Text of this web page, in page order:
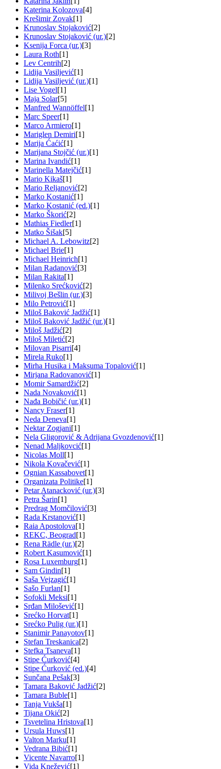
Katerina Kolozova[4]
Krešimir Zovak[1]
Krunoslav Stojaković[2]
Krunoslav Stojaković (ur.)[2]
Ksenija Forca (ur.)[3]
Laura Roth[1]
Lev Centrih[2]
Lidija Vasiljević[1]
Lidija Vasiljević (ur.)[1]
Lise Vogel[1]
Maja Solar[5]
Manfred Wannöffel[1]
Marc Speer[1]
Marco Armiero[1]
Mariglen Demiri[1]
Marija Ćaćić[1]
Marijana Stojčić (ur.)[1]
Marina Ivandić[1]
Marinella Matejčić[1]
Mario Kikaš[1]
Mario Reljanović[2]
Marko Kostanić[1]
Marko Kostanić (ed.)[1]
Marko Škorić[2]
Mathias Fiedler[1]
Matko Šišak[5]
Michael A. Lebowitz[2]
Michael Brie[1]
Michael Heinrich[1]
Milan Radanović[3]
Milan Rakita[1]
Milenko Srećković[2]
Milivoj Bešlin (ur.)[3]
Milo Petrović[1]
Miloš Baković Jadžić[1]
Miloš Baković Jadžić (ur.)[1]
Miloš Jadžić[2]
Miloš Miletić[2]
Milovan Pisarri[4]
Mirela Ruko[1]
Mirha Husika i Maksuma Topalović[1]
Mirjana Radovanović[1]
Momir Samardžić[2]
Nada Novaković[1]
Nađa Bobičić (ur.)[1]
Nancy Fraser[1]
Neda Deneva[1]
Nektar Zogjani[1]
Nela Gligorović & Adrijana Gvozdenović[1]
Nenad Maljkovcić[1]
Nicolas Moll[1]
Nikola Kovačević[1]
Ognian Kassabovet[1]
Organizata Politike[1]
Petar Atanacković (ur.)[3]
Petra Šarin[1]
Predrag Momčilović[3]
Rada Krstanović[1]
Raia Apostolova[1]
REKC, Beograd[1]
Rena Rädle (ur.)[2]
Robert Kasumović[1]
Rosa Luxemburg[1]
Sam Gindin[1]
Saša Vejzagić[1]
Sašo Furlan[1]
Sofokli Meksi[1]
Srđan Milošević[1]
Srećko Horvat[1]
Srećko Pulig (ur.)[1]
Stanimir Panayotov[1]
Stefan Treskanica[2]
Stefka Tsaneva[1]
Stipe Ćurković[4]
Stipe Ćurković (ed.)[4]
Sunčana Pešak[3]
Tamara Baković Jadžić[2]
Tamara Buble[1]
Tanja Vukša[1]
Tijana Okić[2]
Tsvetelina Hristova[1]
Ursula Huws[1]
Valton Marku[1]
Vedrana Bibić[1]
Vicente Navarro[1]
Vida Knežević[1]